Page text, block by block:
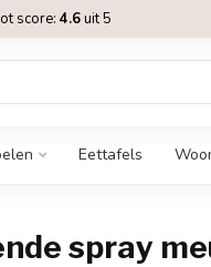
score: 4.6uit 5
Eettafels
spray